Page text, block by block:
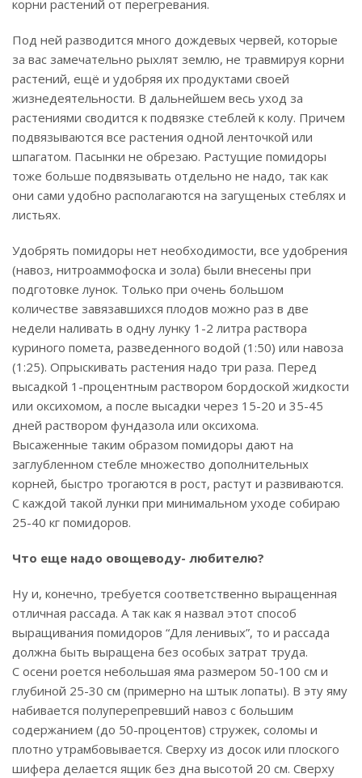
корни растений от перегревания.
Под ней разводится много дождевых червей, которые
за вас замечательно рыхлят землю, не травмируя корни
растений, ещё и удобряя их продуктами своей
жизнедеятельности. В дальнейшем весь уход за
растениями сводится к подвязке стеблей к колу. Причем
подвязываются все растения одной ленточкой или
шпагатом. Пасынки не обрезаю. Растущие помидоры
тоже больше подвязывать отдельно не надо, так как
они сами удобно располагаются на загущеных стеблях и
листьях.
Удобрять помидоры нет необходимости, все удобрения
(навоз, нитроаммофоска и зола) были внесены при
подготовке лунок. Только при очень большом
количестве завязавшихся плодов можно раз в две
недели наливать в одну лунку 1-2 литра раствора
куриного помета, разведенного водой (1:50) или навоза
(1:25). Опрыскивать растения надо три раза. Перед
высадкой 1-процентным раствором бордоской жидкости
или оксихомом, а после высадки через 15-20 и 35-45
дней раствором фундазола или оксихома.
Высаженные таким образом помидоры дают на
заглубленном стебле множество дополнительных
корней, быстро трогаются в рост, растут и развиваются.
С каждой такой лунки при минимальном уходе собираю
25-40 кг помидоров.
Что еще надо овощеводу- любителю?
Ну и, конечно, требуется соответственно выращенная
отличная рассада. А так как я назвал этот способ
выращивания помидоров “Для ленивых”, то и рассада
должна быть выращена без особых затрат труда.
С осени роется небольшая яма размером 50-100 см и
глубиной 25-30 см (примерно на штык лопаты). В эту яму
набивается полуперепревший навоз с большим
содержанием (до 50-процентов) стружек, соломы и
плотно утрамбовывается. Сверху из досок или плоского
шифера делается ящик без дна высотой 20 см. Сверху